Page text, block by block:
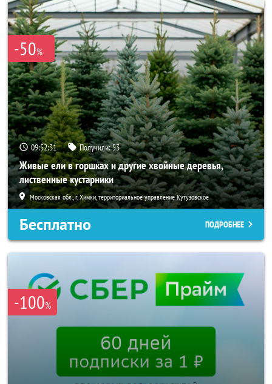
-50%
09:52:29 Получили:53
Живые ели в горшках и другие хвойные деревья,
лиственные кустарники
Московская обл., г. Химки, территориальное управление Кутузовское
Бесплатно ПОДРОБНЕЕ
-100%